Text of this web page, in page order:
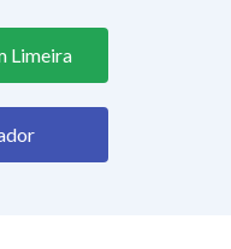
Limeira